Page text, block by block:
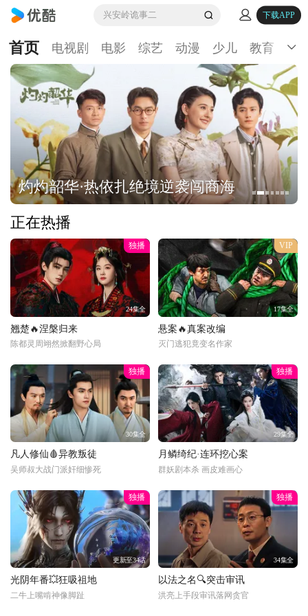
兴安岭诡事二 下载APP
首页 电视剧 电影 综艺 动漫 少儿 教育 生
灼灼韶华·热依扎绝境逆袭闯商海
正在热播
独播
24集全
翘楚🔥涅槃归来
陈都灵周翊然掀翻野心局
VIP
17集全
悬案🔥真案改编
灭门逃犯竟变名作家
独播
30集全
凡人修仙🩸异教叛徒
吴师叔大战门派奸细惨死
独播
29集全
月鳞绮纪·连环挖心案
群妖剧本杀 画皮难画心
独播
更新至34话
光阴年番💥狂吸祖地
二牛上嘴啃神像脚趾
独播
34集全
以法之名🔍突击审讯
洪亮上手段审讯落网贪官